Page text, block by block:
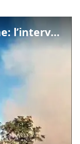
Incendio tra Duino e Monfalcone: l’intervento dei vigili del fuoco